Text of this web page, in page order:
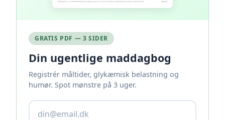
GRATIS PDF — 3 SIDER
Din ugentlige maddagbog
Registrér måltider, glykæmisk belastning og
humør. Spot mønstre på 3 uger.